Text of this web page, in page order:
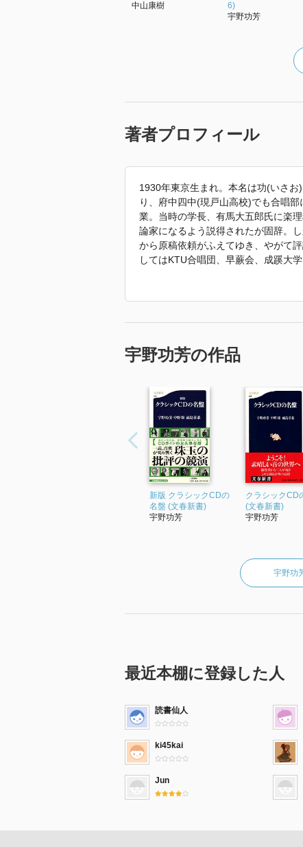
中山康樹
6)
宇野功芳
著者プロフィール
1930年東京生まれ。本名は功(いさ
り、府中四中(現戸山高校)でも合唱
業。当時の学長、有馬大五郎氏に楽
論家になるよう説得されたが固辞。
から原稿依頼がふえてゆき、やがて
してはKTU合唱団、早蕨会、成蹊大
部で60枚。2015年4月には仙台フィ
「2016年 『宇野功芳の軌跡 DVD付
宇野功芳の作品
新版 クラシックCDの
名盤 (文春新書)
宇野功芳
クラシックCD
(文春新書)
宇野功芳
宇野功
最近本棚に登録した人
読書仙人
ki45kai
Jun